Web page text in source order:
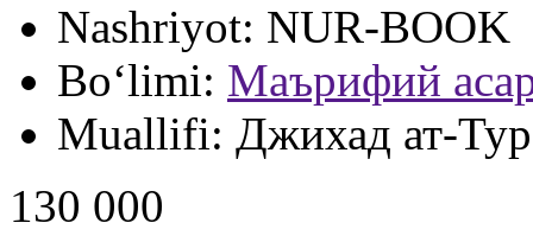
Nashriyot: NUR-BOOK
Bo‘limi: Маърифий
Muallifi: Джихад ат-
130 000